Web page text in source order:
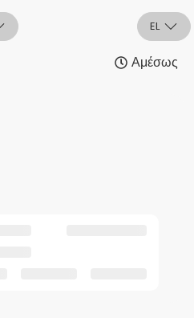
EL
Αμέσως